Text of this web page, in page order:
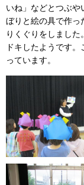
いね」などとつぶ
ぼりと絵の具で作っ
りくぐりをしまし
ドキしたようです
っています。